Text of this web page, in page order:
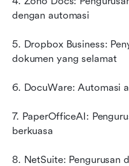
dengan automasi
5. Dropbox Business:
dokumen yang selamat
6. DocuWare: Automasi
7. PaperOfficeAI:
berkuasa
8. NetSuite: Pengurusan